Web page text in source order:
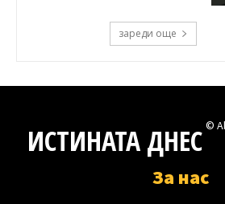
зареди още
ИСТИНАТА ДНЕС ©
За нас